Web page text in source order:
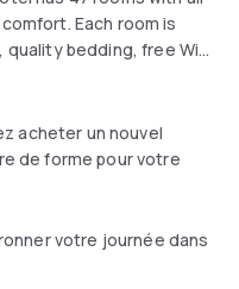
Each room is
quality bedding, free Wi-
tray.
acheter un nouvel
de forme pour votre
votre journée dans